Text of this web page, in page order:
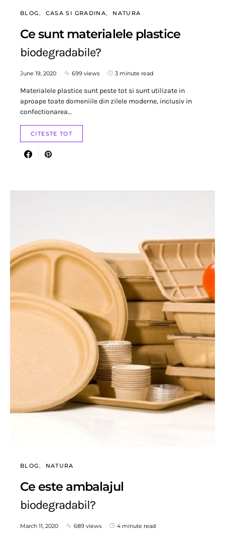
BLOG CASA SI GRADINA NATURA
Ce sunt materialele plastice
biodegradabile?
June 19, 2020 699 views 3 minute read
Materialele plastice sunt peste tot si sunt utilizate in
aproape toate domeniile din zilele moderne, inclusiv in
confectionarea…
CITESTE TOT
BLOG NATURA
Ce este ambalajul
biodegradabil?
March 11, 2020 689 views 4 minute read